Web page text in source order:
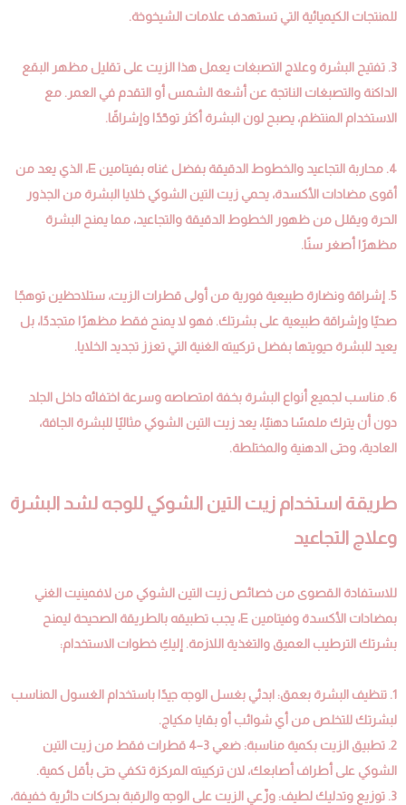
للمنتجات الكيميائية التي تستهدف علامات الشيخوخة.
3. تفتيح البشرة وعلاج التصبغات يعمل هذا الزيت على تقليل مظهر البقع
الداكنة والتصبغات الناتجة عن أشعة الشمس أو التقدم في العمر. مع
الاستخدام المنتظم، يصبح لون البشرة أكثر توحّدًا وإشراقًا.
4. محاربة التجاعيد والخطوط الدقيقة بفضل غناه بفيتامين E، الذي يعد من
أقوى مضادات الأكسدة، يحمي زيت التين الشوكي خلايا البشرة من الجذور
الحرة ويقلل من ظهور الخطوط الدقيقة والتجاعيد، مما يمنح البشرة
مظهرًا أصغر سنًا.
5. إشراقة ونضارة طبيعية فورية من أولى قطرات الزيت، ستلاحظين توهجًا
صحيًا وإشراقة طبيعية على بشرتك. فهو لا يمنح فقط مظهرًا متجددًا، بل
يعيد للبشرة حيويتها بفضل تركيبته الغنية التي تعزز تجديد الخلايا.
6. مناسب لجميع أنواع البشرة بخفة امتصاصه وسرعة اختفائه داخل الجلد
دون أن يترك ملمسًا دهنيًا، يعد زيت التين الشوكي مثاليًا للبشرة الجافة،
العادية، وحتى الدهنية والمختلطة.
طريقة استخدام زيت التين الشوكي للوجه لشد البشرة
وعلاج التجاعيد
للاستفادة القصوى من خصائص زيت التين الشوكي من لافمينيت الغني
بمضادات الأكسدة وفيتامين E، يجب تطبيقه بالطريقة الصحيحة ليمنح
بشرتك الترطيب العميق والتغذية اللازمة. إليكِ خطوات الاستخدام:
1. تنظيف البشرة بعمق: ابدئي بغسل الوجه جيدًا باستخدام الغسول المناسب
لبشرتك للتخلص من أي شوائب أو بقايا مكياج.
2. تطبيق الزيت بكمية مناسبة: ضعي 3–4 قطرات فقط من زيت التين
الشوكي على أطراف أصابعك، لان تركيبته المركزة تكفي حتى بأقل كمية.
3. توزيع وتدليك لطيف: وزّعي الزيت على الوجه والرقبة بحركات دائرية خفيفة،